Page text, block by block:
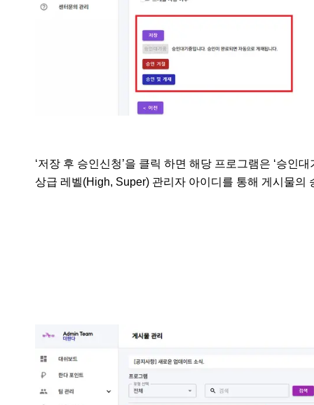
‘저장 후 승인신청’을 클릭 하면 해당 프로그램은 ‘승인대
상급 레벨(High, Super) 관리자 아이디를 통해 게시물의